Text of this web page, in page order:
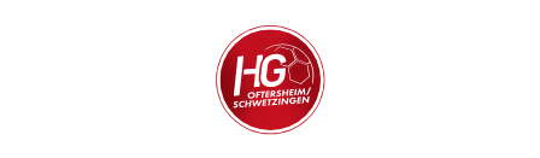
Zur Startseite